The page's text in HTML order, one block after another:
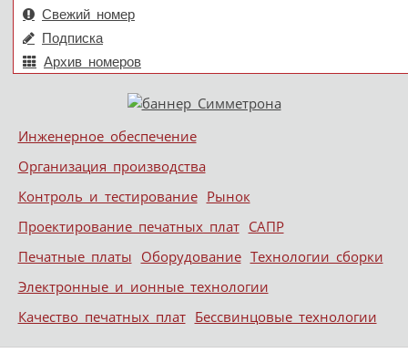
Свежий номер
Подписка
Архив номеров
Меню
Skip to content
Инженерное обеспечение
Организация производства
Контроль и тестирование Рынок
Проектирование печатных плат САПР
Печатные платы Оборудование Технологии сборки
Электронные и ионные технологии
Качество печатных плат Бессвинцовые технологии